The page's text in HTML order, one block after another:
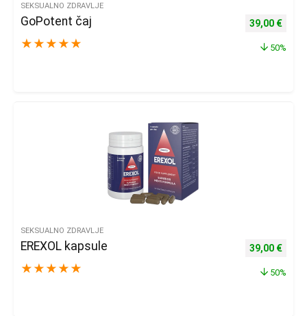
SEKSUALNO ZDRAVLJE
GoPotent čaj
★ ★ ★ ★ ★
Izvorna
39,00 €
50%
SEKSUALNO ZDRAVLJE
EREXOL kapsule
★ ★ ★ ★ ★
Izvorna
39,00 €
50%